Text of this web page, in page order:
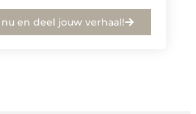
en deel jouw verhaal!